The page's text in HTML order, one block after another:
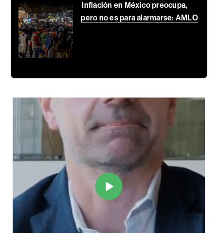
Inflación en México preocupa,
pero no es para alarmarse: AMLO